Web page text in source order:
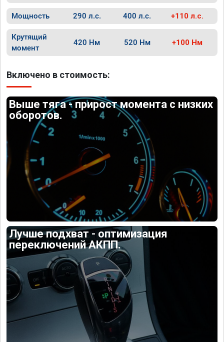
Мощность 290 л.с. 400 л.с. +110 л.с.
Крутящий
момент
420 Нм 520 Нм +100 Нм
Включено в стоимость:
Выше тяга - прирост момента с низких
оборотов.
Лучше подхват - оптимизация
переключений АКПП.